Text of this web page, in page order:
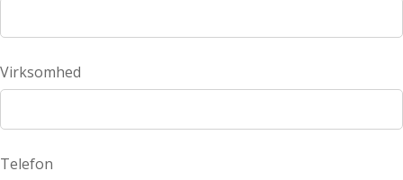
Virksomhed
Telefon